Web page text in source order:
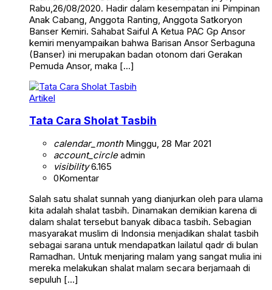
Rabu,26/08/2020. Hadir dalam kesempatan ini Pimpinan
Anak Cabang, Anggota Ranting, Anggota Satkoryon
Banser Kemiri. Sahabat Saiful A Ketua PAC Gp Ansor
kemiri menyampaikan bahwa Barisan Ansor Serbaguna
(Banser) ini merupakan badan otonom dari Gerakan
Pemuda Ansor, maka […]
Artikel
Tata Cara Sholat Tasbih
calendar_monthMinggu, 28 Mar 2021
account_circleadmin
visibility6.165
0Komentar
Salah satu shalat sunnah yang dianjurkan oleh para ulama
kita adalah shalat tasbih. Dinamakan demikian karena di
dalam shalat tersebut banyak dibaca tasbih. Sebagian
masyarakat muslim di Indonsia menjadikan shalat tasbih
sebagai sarana untuk mendapatkan lailatul qadr di bulan
Ramadhan. Untuk menjaring malam yang sangat mulia ini
mereka melakukan shalat malam secara berjamaah di
sepuluh […]